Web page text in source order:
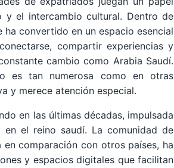
y el intercambio cultural. Dentro de
ha convertido en un espacio esencial
compartir experiencias y
cambio como Arabia Saudí.
es tan numerosa como en otras
y merece atención especial.
en las últimas décadas, impulsada
el reino saudí. La comunidad de
en comparación con otros países, ha
y espacios digitales que facilitan